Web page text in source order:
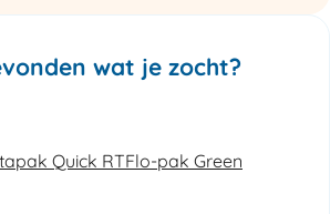
wat je zocht?
Quick RTFlo-pak Green